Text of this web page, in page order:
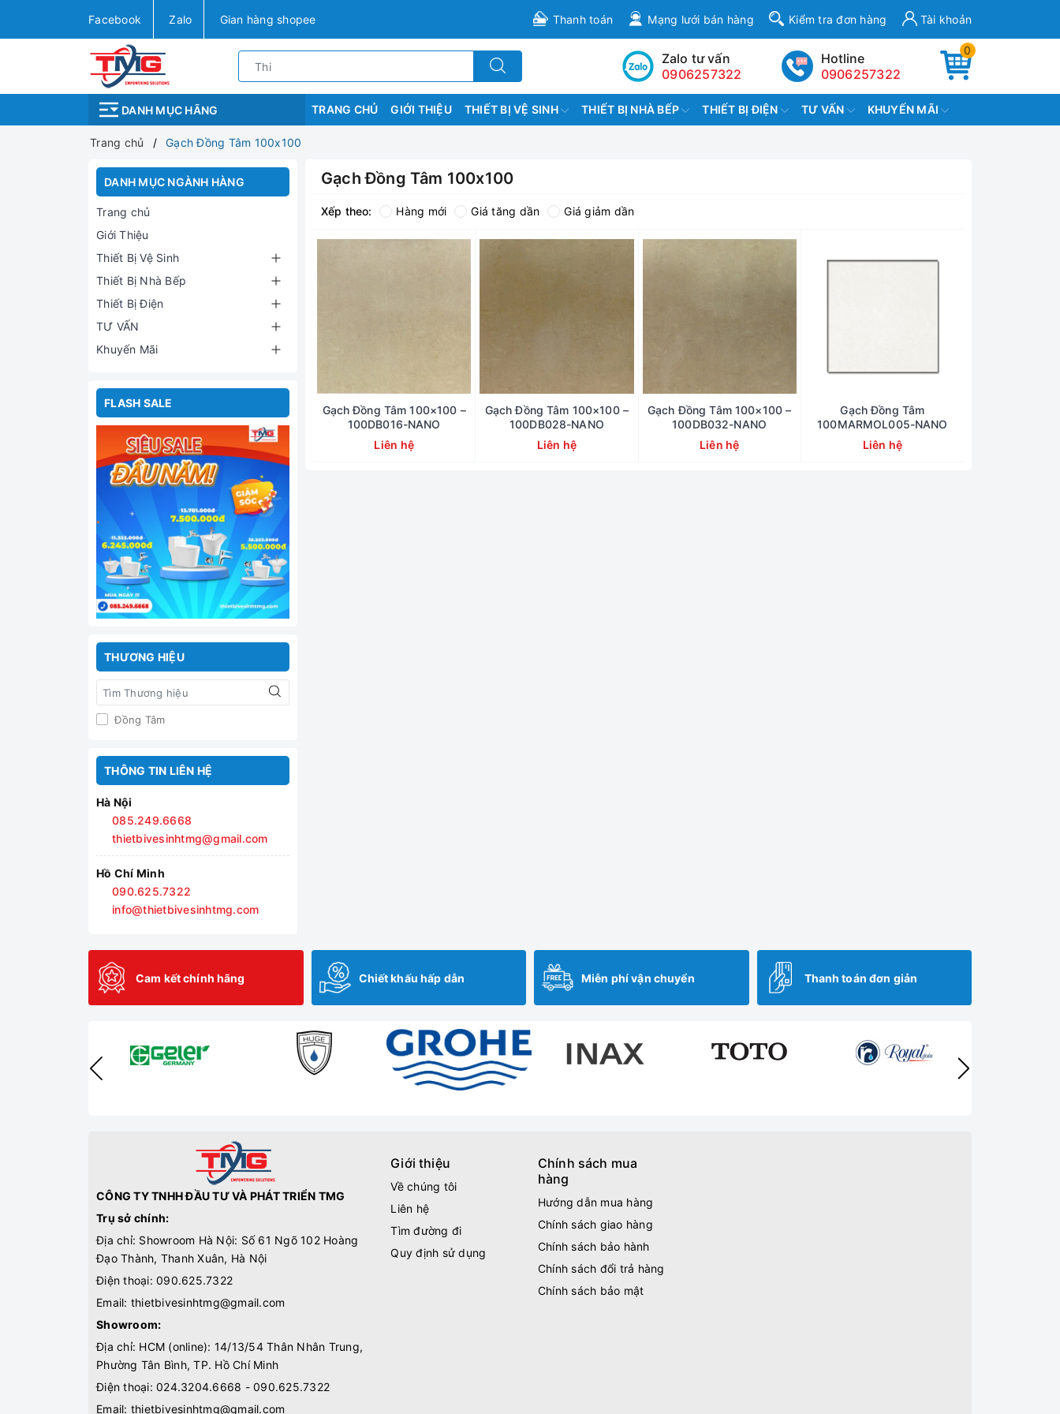
Facebook Zalo Gian hàng shopee Thanh toán Mạng lưới bán hàng Kiểm tra đơn hàng Tài khoản
0
Hotline
0906257322
Zalo tư vấn
0906257322
DANH MỤC HÃNG TRANG CHỦ GIỚI THIỆU THIẾT BỊ VỆ SINH THIẾT BỊ NHÀ BẾP THIẾT BỊ ĐIỆN TƯ VẤN KHUYẾN MÃI
Trang chủ Gạch Đồng Tâm 100x100
DANH MỤC NGÀNH HÀNG
Trang chủ
Giới Thiệu
Thiết Bị Vệ Sinh
Thiết Bị Nhà Bếp
Thiết Bị Điện
TƯ VẤN
Khuyến Mãi
FLASH SALE
THƯƠNG HIỆU
Đồng Tâm
THÔNG TIN LIÊN HỆ
Hà Nội
085.249.6668
thietbivesinhtmg@gmail.com
Hồ Chí Minh
090.625.7322
info@thietbivesinhtmg.com
Gạch Đồng Tâm 100x100
Xếp theo: Hàng mới Giá tăng dần Giá giảm dần
Gạch Đồng Tâm 100×100 –
100DB016-NANO
Liên hệ
Gạch Đồng Tâm 100×100 –
100DB028-NANO
Liên hệ
Gạch Đồng Tâm 100×100 –
100DB032-NANO
Liên hệ
Gạch Đồng Tâm
100MARMOL005-NANO
Liên hệ
Cam kết chính hãng Chiết khấu hấp dẫn Miễn phí vận chuyển Thanh toán đơn giản
CÔNG TY TNHH ĐẦU TƯ VÀ PHÁT TRIỂN TMG
Trụ sở chính:
Địa chỉ: Showroom Hà Nội: Số 61 Ngõ 102 Hoàng
Đạo Thành, Thanh Xuân, Hà Nội
Điện thoại: 090.625.7322
Email: thietbivesinhtmg@gmail.com
Showroom:
Địa chỉ: HCM (online): 14/13/54 Thân Nhân Trung,
Phường Tân Bình, TP. Hồ Chí Minh
Điện thoại: 024.3204.6668 - 090.625.7322
Email: thietbivesinhtmg@gmail.com
Giới thiệu
Về chúng tôi
Liên hệ
Tìm đường đi
Quy định sử dụng
Chính sách mua
hàng
Hướng dẫn mua hàng
Chính sách giao hàng
Chính sách bảo hành
Chính sách đổi trả hàng
Chính sách bảo mật